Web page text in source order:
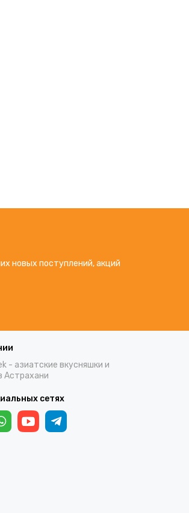
новых поступлений, акций
- азиатские вкусняшки и
Астрахани
сетях